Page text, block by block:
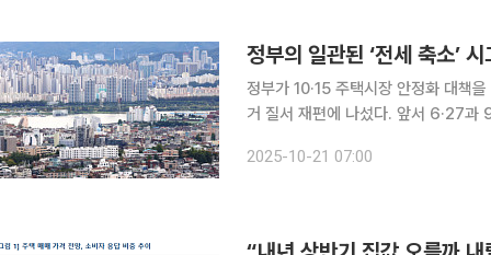
정부가 10·15 주택시장 안정화 대책
거 질서 재편에 나섰다. 앞서 6·27과
민간임대 축소에 대한 보완책이 필수
2025-10-21 07:00